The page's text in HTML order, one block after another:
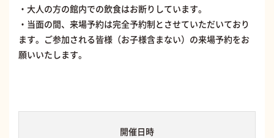
・大人の方の館内での飲食はお断りしています。
・当面の間、来場予約は完全予約制とさせていただいており
ます。ご参加される皆様（お子様含まない）の来場予約をお
願いいたします。
開催日時